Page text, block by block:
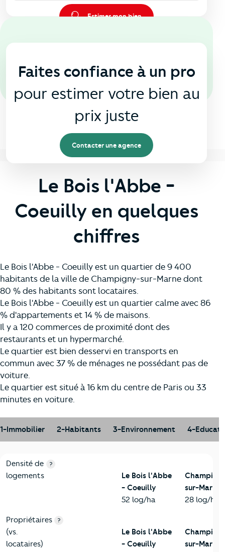
Estimer mon bien
En agence
Faites confiance à un pro
pour estimer votre bien au
prix juste
Contacter une agence
Le Bois l'Abbe -
Coeuilly en quelques
chiffres
Le Bois l'Abbe - Coeuilly est un quartier de 9 400
habitants de la ville de Champigny-sur-Marne dont
80 % des habitants sont locataires.
Le Bois l'Abbe - Coeuilly est un quartier calme avec 86
% d'appartements et 14 % de maisons.
Il y a 120 commerces de proximité dont des
restaurants et un hypermarché.
Le quartier est bien desservi en transports en
commun avec 37 % de ménages ne possédant pas de
voiture.
Le quartier est situé à 16 km du centre de Paris ou 33
minutes en voiture.
1-Immobilier 2-Habitants 3-Environnement 4-
1-Immobilier
Critères Le Bois l'Abbe - Coeuilly
Densité de
logements
?
Le Bois l'Abbe
- Coeuilly
52 log/ha
sur-Marne
28 log/ha
Propriétaires
(vs.
locataires)
?
Le Bois l'Abbe
- Coeuilly
sur-Marne